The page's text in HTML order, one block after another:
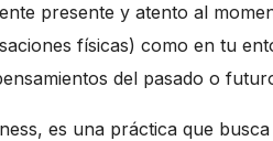
presente y atento al
físicas) como en tu
del pasado o
es una práctica que